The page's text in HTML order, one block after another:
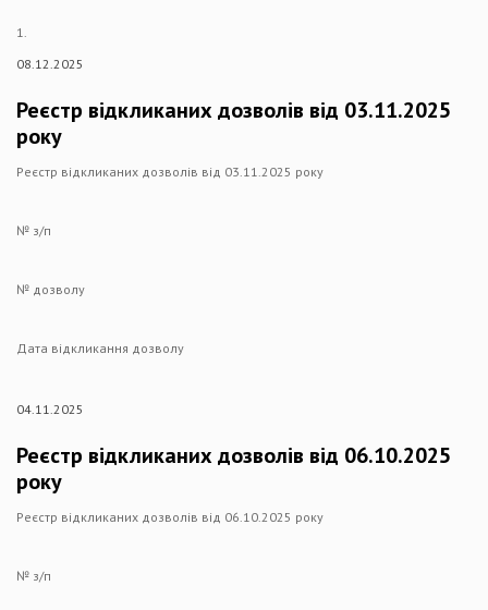
1.
08.12.2025
Реєстр відкликаних дозволів від 03.11.2025
року
Реєстр відкликаних дозволів від 03.11.2025 року
№ з/п
№ дозволу
Дата відкликання дозволу
04.11.2025
Реєстр відкликаних дозволів від 06.10.2025
року
Реєстр відкликаних дозволів від 06.10.2025 року
№ з/п